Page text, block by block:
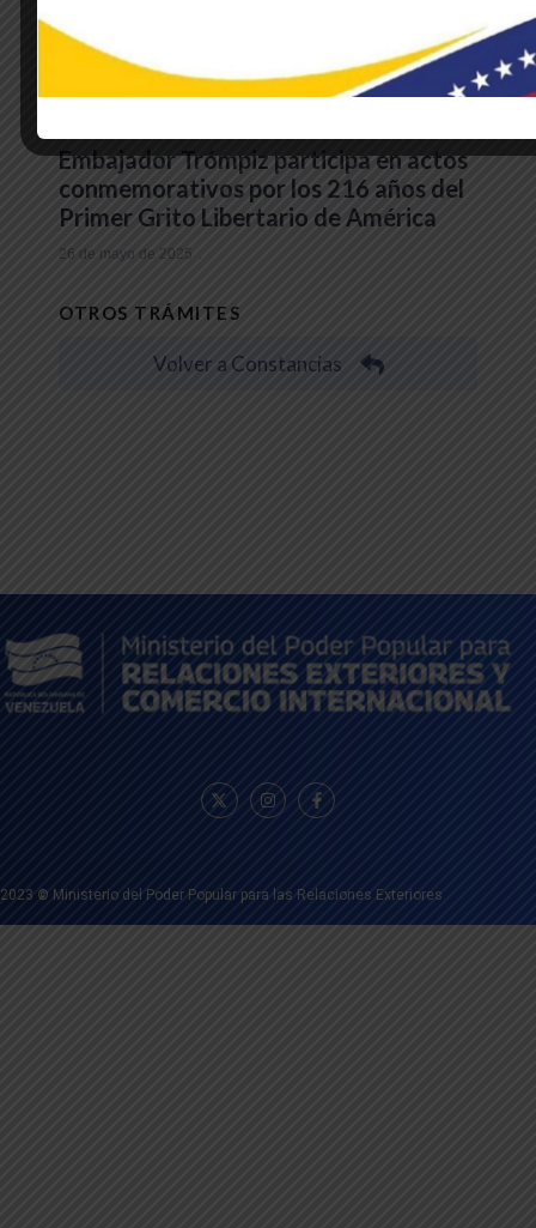
Embajador Trómpiz participa en actos
conmemorativos por los 216 años del
Primer Grito Libertario de América
26 de mayo de 2025
OTROS TRÁMITES
Volver a Constancias
2023 © Ministerio del Poder Popular para las Relaciones Exteriores